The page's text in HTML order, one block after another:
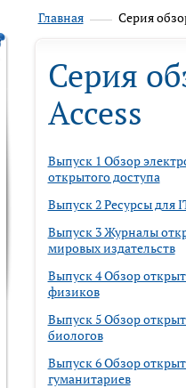
Главная Серия
Серия
Access
Выпуск 1 Обзор
открытого доступа
Выпуск 2 Ресурсы для
Выпуск 3 Журналы
мировых издательств
Выпуск 4 Обзор
физиков
Выпуск 5 Обзор
биологов
Выпуск 6 Обзор
гуманитариев